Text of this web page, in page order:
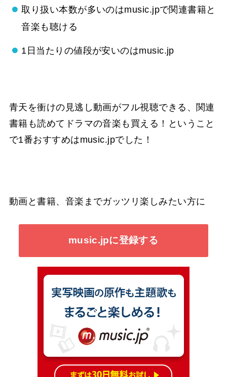
取り扱い本数が多いのはmusic.jpで関連書籍と
音楽も聴ける
1日当たりの値段が安いのはmusic.jp
青天を衝けの見逃し動画がフル視聴できる、関連
書籍も読めてドラマの音楽も買える！ということ
で1番おすすめはmusic.jpでした！
動画と書籍、音楽までガッツリ楽しみたい方に
music.jpに登録する